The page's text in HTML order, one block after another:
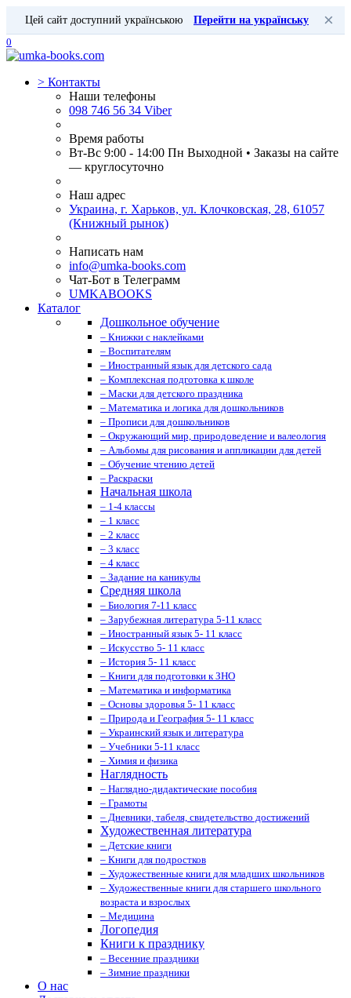
Цей сайт доступний українською Перейти на українську ×
0
> Контакты
Наши телефоны
098 746 56 34 Viber
Время работы
Вт-Вс 9:00 - 14:00 Пн Выходной • Заказы на сайте
— круглосуточно
Наш адрес
Украина, г. Харьков, ул. Клочковская, 28, 61057
(Книжный рынок)
Написать нам
info@umka-books.com
Чат-Бот в Телеграмм
UMKABOOKS
Каталог
Дошкольное обучение
– Книжки с наклейками
– Воспитателям
– Иностранный язык для детского сада
– Комплексная подготовка к школе
– Маски для детского праздника
– Математика и логика для дошкольников
– Прописи для дошкольников
– Окружающий мир, природоведение и валеология
– Альбомы для рисования и аппликации для детей
– Обучение чтению детей
– Раскраски
Начальная школа
– 1-4 классы
– 1 класс
– 2 класс
– 3 класс
– 4 класс
– Задание на каникулы
Средняя школа
– Биология 7-11 класс
– Зарубежная литература 5-11 класс
– Иностранный язык 5- 11 класс
– Искусство 5- 11 класс
– История 5- 11 класс
– Книги для подготовки к ЗНО
– Математика и информатика
– Основы здоровья 5- 11 класс
– Природа и География 5- 11 класс
– Украинский язык и литература
– Учебники 5-11 класс
– Химия и физика
Наглядность
– Наглядно-дидактические пособия
– Грамоты
– Дневники, табеля, свидетельство достижений
Художественная литература
– Детские книги
– Книги для подростков
– Художественные книги для младших школьников
– Художественные книги для старшего школьного
возраста и взрослых
– Медицина
Логопедия
Книги к празднику
– Весенние праздники
– Зимние праздники
О нас